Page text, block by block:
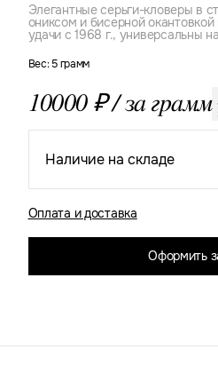
Элегантные серьги-кловеры в
ониксом и бисерной
удачи с 1968 г., универсальны
Вес: 5 грамм
10000 ₽ / за грамм
Наличие на складе
Оплата и доставка
Оформить